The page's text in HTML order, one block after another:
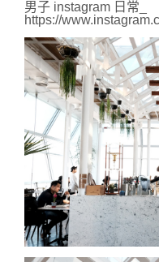
https://